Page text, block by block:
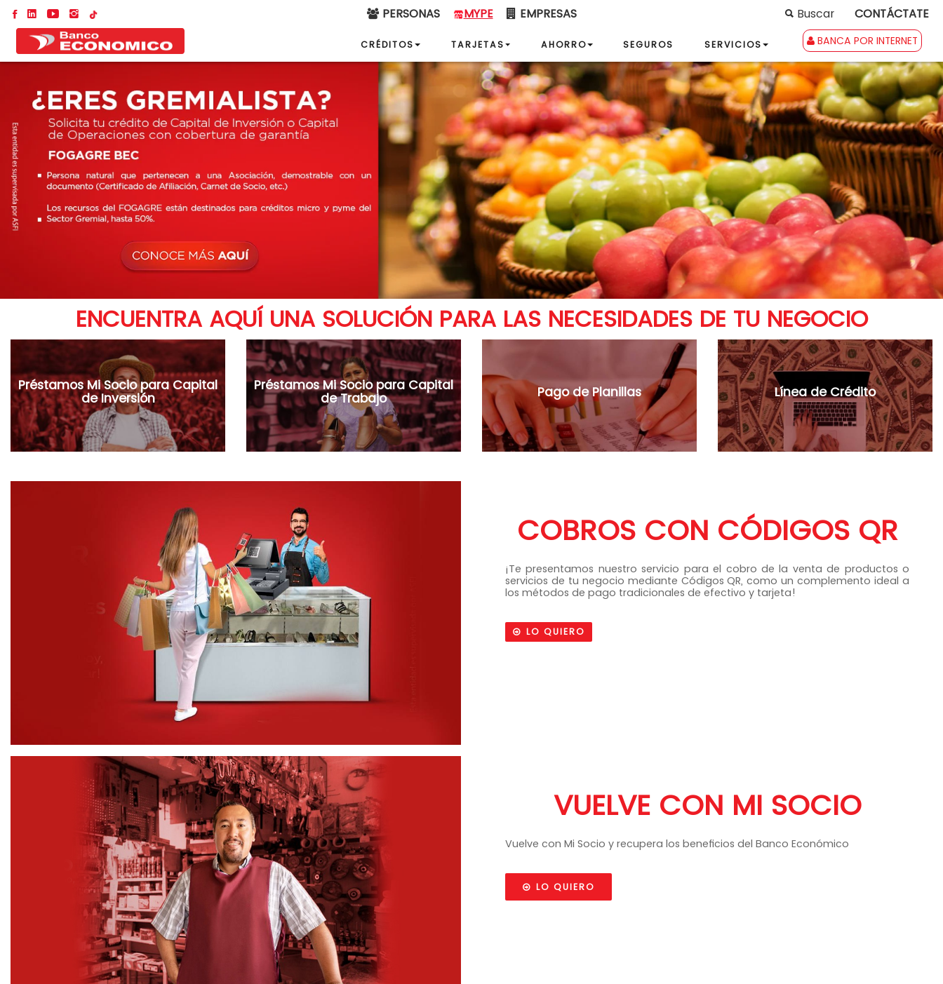
PERSONAS MYPE EMPRESAS Buscar CONTÁCTATE
CRÉDITOS TARJETAS AHORRO SEGUROS SERVICIOS BANCA POR INTERNET
ENCUENTRA AQUÍ UNA SOLUCIÓN PARA LAS NECESIDADES DE TU NEGOCIO
Préstamos Mi Socio para Capital
de Inversión
Préstamos Mi Socio para Capital
de Trabajo Pago de Planillas Línea de Crédito
COBROS CON CÓDIGOS QR
¡Te presentamos nuestro servicio para el cobro de la venta de productos o
servicios de tu negocio mediante Códigos QR, como un complemento ideal a
los métodos de pago tradicionales de efectivo y tarjeta!
LO QUIERO
VUELVE CON MI SOCIO
Vuelve con Mi Socio y recupera los beneficios del Banco Económico
LO QUIERO